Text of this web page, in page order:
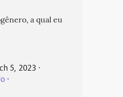
a qual eu
5, 2023 ⋅
⋅